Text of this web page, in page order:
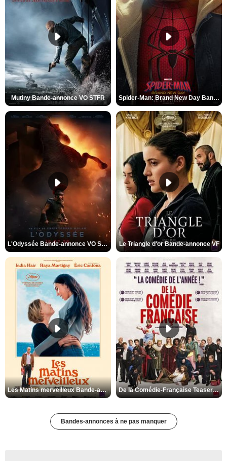
Mutiny Bande-annonce VO STFR Spider-Man: Brand New Day Bande-annonce VO STFR
L'Odyssée Bande-annonce VO STFR Le Triangle d'or Bande-annonce VF
Les Matins merveilleux Bande-annonce VF De la Comédie-Française Teaser VF
Bandes-annonces à ne pas manquer